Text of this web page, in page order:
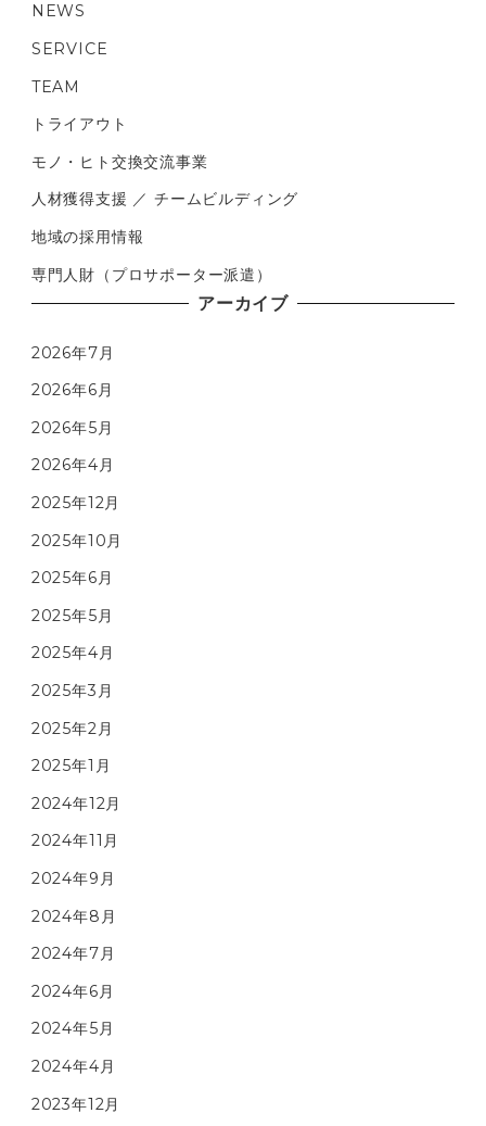
NEWS
SERVICE
TEAM
トライアウト
モノ・ヒト交換交流事業
人材獲得支援 ／ チームビルディング
地域の採用情報
専門人財（プロサポーター派遣）
アーカイブ
2026年7月
2026年6月
2026年5月
2026年4月
2025年12月
2025年10月
2025年6月
2025年5月
2025年4月
2025年3月
2025年2月
2025年1月
2024年12月
2024年11月
2024年9月
2024年8月
2024年7月
2024年6月
2024年5月
2024年4月
2023年12月